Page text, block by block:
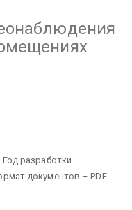
Год разработки –
документов – PDF